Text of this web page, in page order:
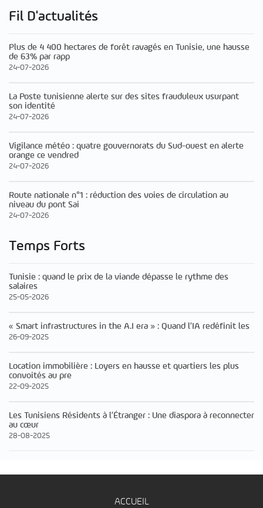
Fil D'actualités
Plus de 4 400 hectares de forêt ravagés en Tunisie, une hausse
de 63% par rapp
24-07-2026
La Poste tunisienne alerte sur des sites frauduleux usurpant
son identité
24-07-2026
Vigilance météo : quatre gouvernorats du Sud-ouest en alerte
orange ce vendred
24-07-2026
Route nationale n°1 : réduction des voies de circulation au
niveau du pont Sai
24-07-2026
Temps Forts
Tunisie : quand le prix de la viande dépasse le rythme des
salaires
25-05-2026
« Smart infrastructures in the A.I era » : Quand l’IA redéfinit les
26-09-2025
Location immobilière : Loyers en hausse et quartiers les plus
convoités au pre
22-09-2025
Les Tunisiens Résidents à l’Étranger : Une diaspora à reconnecter
au cœur
28-08-2025
ACCUEIL